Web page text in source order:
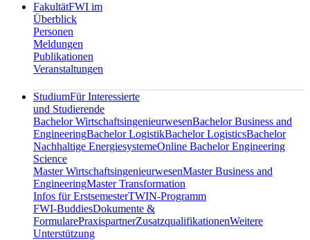
FakultätFWI im
Überblick
Personen
Meldungen
Publikationen
Veranstaltungen
StudiumFür Interessierte
und Studierende
Bachelor WirtschaftsingenieurwesenBachelor Business and
EngineeringBachelor LogistikBachelor LogisticsBachelor
Nachhaltige EnergiesystemeOnline Bachelor Engineering
Science
Master WirtschaftsingenieurwesenMaster Business and
EngineeringMaster Transformation
Infos für ErstsemesterTWIN-Programm
FWI-BuddiesDokumente &
FormularePraxispartnerZusatzqualifikationenWeitere
Unterstützung